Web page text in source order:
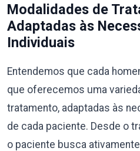
Modalidades de
Adaptadas às
Individuais
Entendemos que cada
que oferecemos uma
tratamento, adaptadas às
de cada paciente. Desde o
o paciente busca